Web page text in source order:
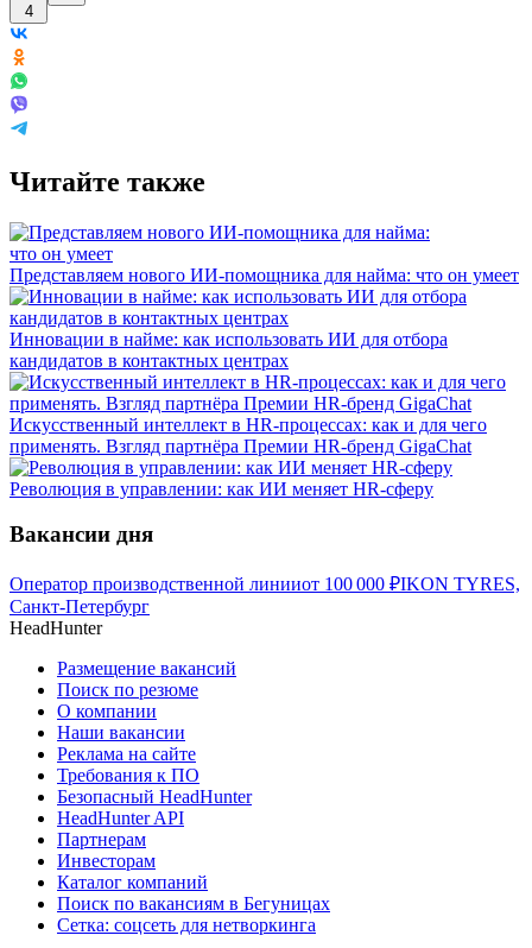
4
Читайте также
Представляем нового ИИ-помощника для найма: что он умеет
Инновации в найме: как использовать ИИ для отбора
кандидатов в контактных центрах
Искусственный интеллект в HR-процессах: как и для чего
применять. Взгляд партнёра Премии HR-бренд GigaChat
Революция в управлении: как ИИ меняет HR-сферу
Вакансии дня
Оператор производственной линииот 100 000 ₽IKON TYRES,
Санкт-Петербург
HeadHunter
Размещение вакансий
Поиск по резюме
О компании
Наши вакансии
Реклама на сайте
Требования к ПО
Безопасный HeadHunter
HeadHunter API
Партнерам
Инвесторам
Каталог компаний
Поиск по вакансиям в Бегуницах
Сетка: соцсеть для нетворкинга